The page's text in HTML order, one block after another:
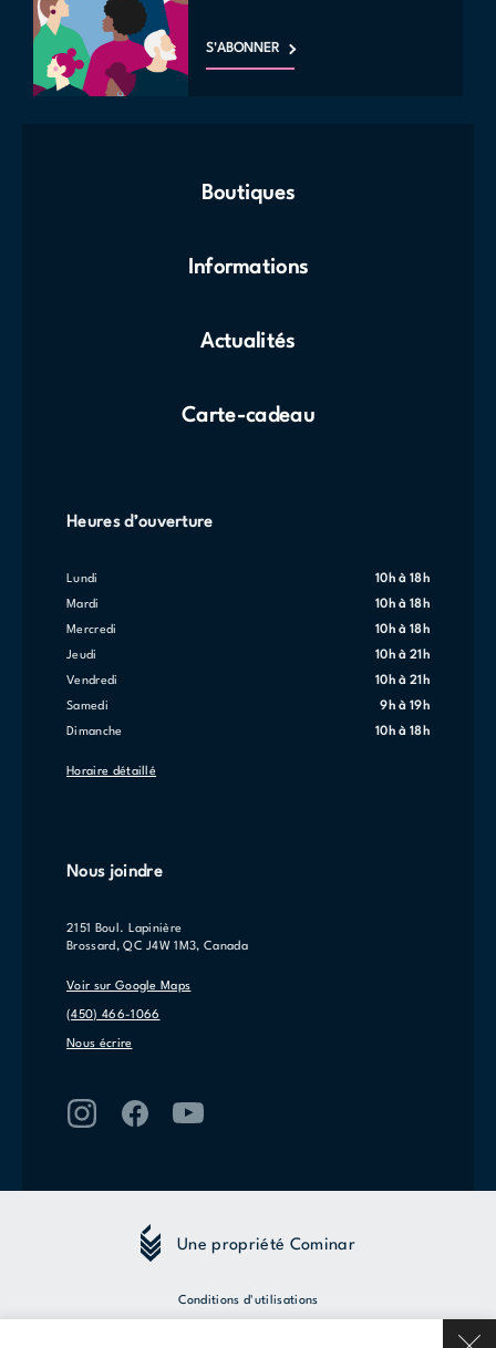
S'ABONNER
Boutiques
Informations
Actualités
Carte-cadeau
Heures d’ouverture
lundi 10h à 18h
mardi 10h à 18h
mercredi 10h à 18h
jeudi 10h à 21h
vendredi 10h à 21h
samedi 9h à 19h
dimanche 10h à 18h
Horaire détaillé
Nous joindre
2151 Boul. Lapinière
Brossard, QC J4W 1M3, Canada
Voir sur Google Maps
(450) 466-1066
Nous écrire
Une propriété Cominar
Conditions d'utilisations